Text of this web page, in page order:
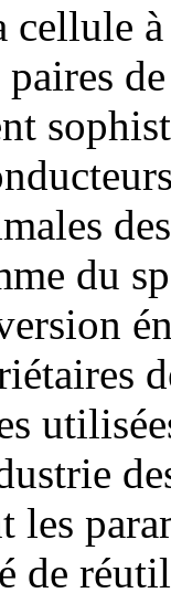
cellule
du
les
de